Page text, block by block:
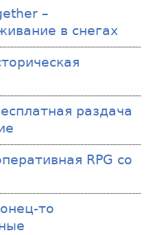
–
в снегах
раздача
RPG со
то